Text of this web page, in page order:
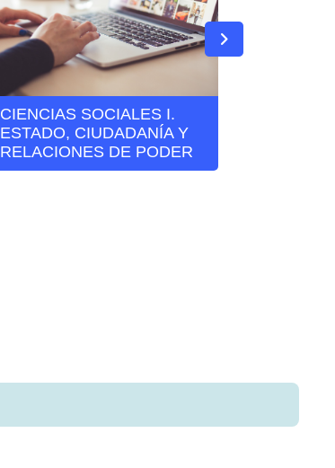
CIENCIAS SOCIALES I.
ESTADO, CIUDADANÍA Y
RELACIONES DE PODER